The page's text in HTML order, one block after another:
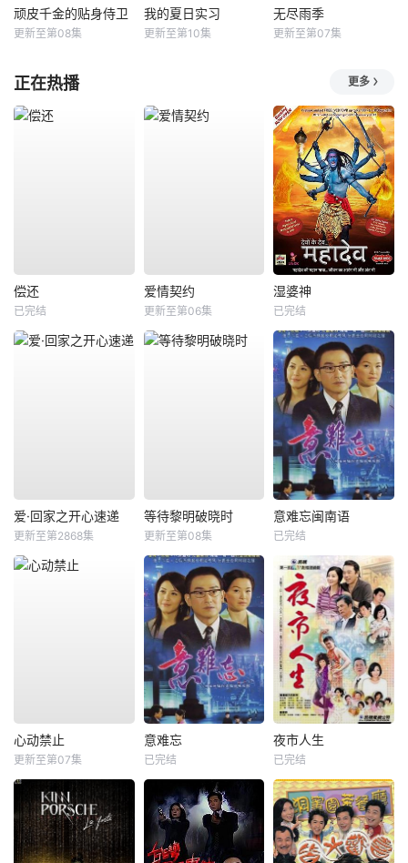
顽皮千金的贴身侍卫
更新至第08集
我的夏日实习
更新至第10集
无尽雨季
更新至第07集
正在热播 更多
偿还
已完结
爱情契约
更新至第06集
湿婆神
已完结
爱·回家之开心速递
更新至第2868集
等待黎明破晓时
更新至第08集
意难忘闽南语
已完结
心动禁止
更新至第07集
意难忘
已完结
夜市人生
已完结